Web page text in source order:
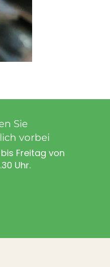
Sie
vorbei
Freitag von
Uhr.